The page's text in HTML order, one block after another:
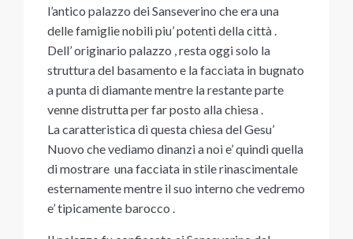
l’antico palazzo dei Sanseverino che era una
delle famiglie nobili piu’ potenti della città .
Dell’ originario palazzo , resta oggi solo la
struttura del basamento e la facciata in bugnato
a punta di diamante mentre la restante parte
venne distrutta per far posto alla chiesa .
La caratteristica di questa chiesa del Gesu’
Nuovo che vediamo dinanzi a noi e’ quindi quella
di mostrare una facciata in stile rinascimentale
esternamente mentre il suo interno che vedremo
e’ tipicamente barocco .